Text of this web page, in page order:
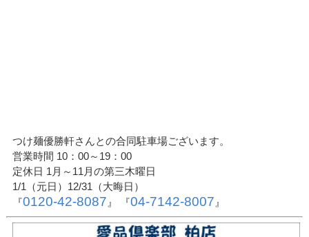
つけ麺優勝軒さんとの合同駐車場ございます。
営業時間 10：00～19：00
定休日 1月～11月の第三木曜日
1/1（元日）12/31（大晦日）
『0120-42-8087 』 『04-7142-8007 』